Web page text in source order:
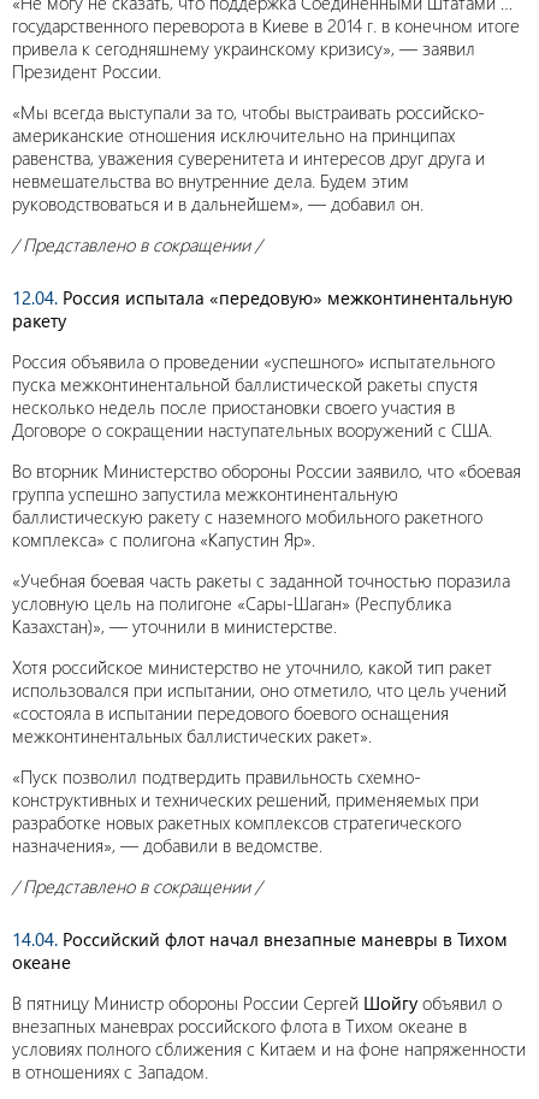
государственного переворота в Киеве в 2014 г. в конечном итоге
привела к сегодняшнему украинскому кризису», — заявил
Президент России.
«Мы всегда выступали за то, чтобы выстраивать российско-
американские отношения исключительно на принципах
равенства, уважения суверенитета и интересов друг друга и
невмешательства во внутренние дела. Будем этим
руководствоваться и в дальнейшем», — добавил он.
/ Представлено в сокращении /
12.04. Россия испытала «передовую» межконтинентальную
ракету
Россия объявила о проведении «успешного» испытательного
пуска межконтинентальной баллистической ракеты спустя
несколько недель после приостановки своего участия в
Договоре о сокращении наступательных вооружений с США.
Во вторник Министерство обороны России заявило, что «боевая
группа успешно запустила межконтинентальную
баллистическую ракету с наземного мобильного ракетного
комплекса» с полигона «Капустин Яр».
«Учебная боевая часть ракеты с заданной точностью поразила
условную цель на полигоне «Сары-Шаган» (Республика
Казахстан)», — уточнили в министерстве.
Хотя российское министерство не уточнило, какой тип ракет
использовался при испытании, оно отметило, что цель учений
«состояла в испытании передового боевого оснащения
межконтинентальных баллистических ракет».
«Пуск позволил подтвердить правильность схемно-
конструктивных и технических решений, применяемых при
разработке новых ракетных комплексов стратегического
назначения», — добавили в ведомстве.
/ Представлено в сокращении /
14.04. Российский флот начал внезапные маневры в Тихом
океане
В пятницу Министр обороны России Сергей Шойгу объявил о
внезапных маневрах российского флота в Тихом океане в
условиях полного сближения с Китаем и на фоне напряженности
в отношениях с Западом.